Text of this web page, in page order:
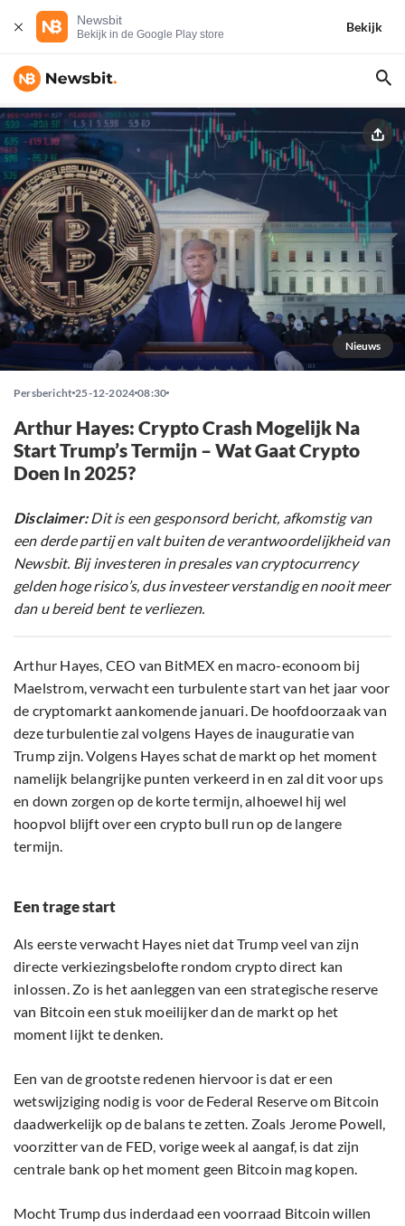
Newsbit
Bekijk in de Google Play store
Bekijk
Nieuws
Persbericht 25-12-2024 08:30
Arthur Hayes: Crypto Crash Mogelijk Na
Start Trump’s Termijn – Wat Gaat Crypto
Doen In 2025?
Disclaimer:Dit is een gesponsord bericht, afkomstig van
een derde partij en valt buiten de verantwoordelijkheid van
Newsbit. Bij investeren in presales van cryptocurrency
gelden hoge risico’s, dus investeer verstandig en nooit meer
dan u bereid bent te verliezen.
Arthur Hayes, CEO van BitMEX en macro-econoom bij
Maelstrom, verwacht een turbulente start van het jaar voor
de cryptomarkt aankomende januari. De hoofdoorzaak van
deze turbulentie zal volgens Hayes de inauguratie van
Trump zijn. Volgens Hayes schat de markt op het moment
namelijk belangrijke punten verkeerd in en zal dit voor ups
en down zorgen op de korte termijn, alhoewel hij wel
hoopvol blijft over een crypto bull run op de langere
termijn.
Een trage start
Als eerste verwacht Hayes niet dat Trump veel van zijn
directe verkiezingsbelofte rondom crypto direct kan
inlossen. Zo is het aanleggen van een strategische reserve
van Bitcoin een stuk moeilijker dan de markt op het
moment lijkt te denken.
Een van de grootste redenen hiervoor is dat er een
wetswijziging nodig is voor de Federal Reserve om Bitcoin
daadwerkelijk op de balans te zetten. Zoals Jerome Powell,
voorzitter van de FED, vorige week al aangaf, is dat zijn
centrale bank op het moment geen Bitcoin mag kopen.
Mocht Trump dus inderdaad een voorraad Bitcoin willen